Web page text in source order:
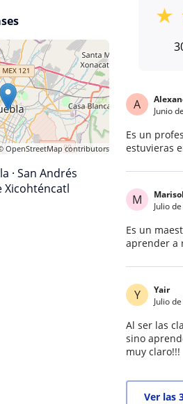
OpenStreetMap contributors
· San Andrés
Xicohténcatl
★
A
Junio
Es un
estuvieras
M
Marisol
Julio
Es un
aprender a
Y
Yair
Julio
Al ser las
sino
muy claro!!!
Ver las